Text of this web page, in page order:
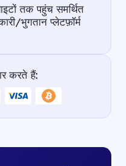
तक पहुंच समर्थित
भुगतान प्लेटफ़ॉर्म
करते हैं: